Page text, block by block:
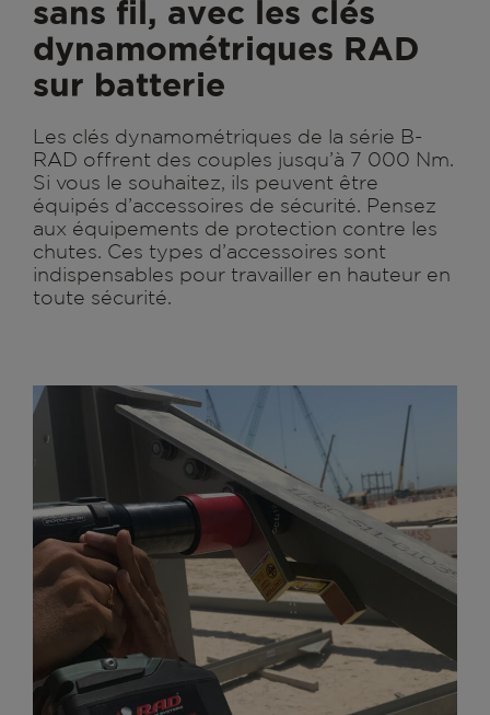
sans fil, avec les clés
dynamométriques RAD
sur batterie
Les clés dynamométriques de la série B-
RAD offrent des couples jusqu’à 7 000 Nm.
Si vous le souhaitez, ils peuvent être
équipés d’accessoires de sécurité. Pensez
aux équipements de protection contre les
chutes. Ces types d’accessoires sont
indispensables pour travailler en hauteur en
toute sécurité.